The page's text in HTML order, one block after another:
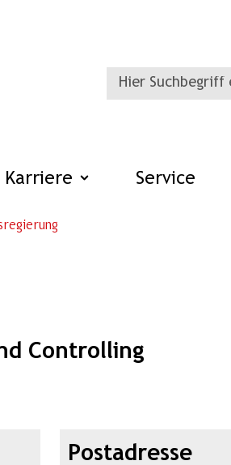
Karriere Service
Controlling
Postadresse